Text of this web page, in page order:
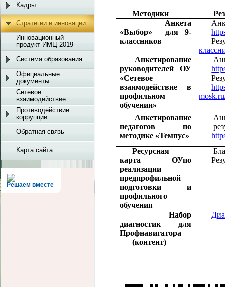
Методики
Анкета
«Выбор»
для 9-
классников
Анкетирование
руководителей ОУ
«Сетевое
взаимодействие в
профильном
обучении»
Анкетирование
педагогов по
методике «Темпус»
Ресурсная
карта
ОУпо
реализации
предпрофильной
подготовки и
профильного
обучения
Набор
диагностик для
Профнавигатора
(контент)
Кадры
Стратегии и инновации
Инновационный
продукт ИМЦ 2019
Система образования
Официальные
документы
Сетевое
взаимодействие
Противодействие
коррупции
Обратная связь
Карта сайта
Решаем вместе